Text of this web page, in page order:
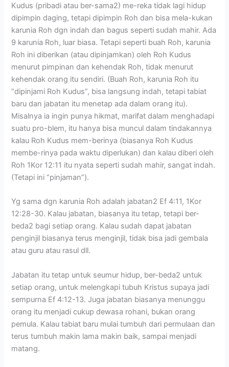
Kudus (pribadi atau ber-sama2) me-reka tidak lagi hidup
dipimpin daging, tetapi dipimpin Roh dan bisa mela-kukan
karunia Roh dgn indah dan bagus seperti sudah mahir. Ada
9 karunia Roh, luar biasa. Tetapi seperti buah Roh, karunia
Roh ini diberikan (atau dipinjamkan) oleh Roh Kudus
menurut pimpinan dan kehendak Roh, tidak menurut
kehendak orang itu sendiri. (Buah Roh, karunia Roh itu
“dipinjami Roh Kudus”, bisa langsung indah, tetapi tabiat
baru dan jabatan itu menetap ada dalam orang itu).
Misalnya ia ingin punya hikmat, marifat dalam menghadapi
suatu pro-blem, itu hanya bisa muncul dalam tindakannya
kalau Roh Kudus mem-berinya (biasanya Roh Kudus
membe-rinya pada waktu diperlukan) dan kalau diberi oleh
Roh 1Kor 12:11 itu nyata seperti sudah mahir, sangat indah.
(Tetapi ini “pinjaman”).
Yg sama dgn karunia Roh adalah jabatan2 Ef 4:11, 1Kor
12:28-30. Kalau jabatan, biasanya itu tetap, tetapi ber-
beda2 bagi setiap orang. Kalau sudah dapat jabatan
penginjil biasanya terus menginjil, tidak bisa jadi gembala
atau guru atau rasul dll.
Jabatan itu tetap untuk seumur hidup, ber-beda2 untuk
setiap orang, untuk melengkapi tubuh Kristus supaya jadi
sempurna Ef 4:12-13. Juga jabatan biasanya menunggu
orang itu menjadi cukup dewasa rohani, bukan orang
pemula. Kalau tabiat baru mulai tumbuh dari permulaan dan
terus tumbuh makin lama makin baik, sampai menjadi
matang.